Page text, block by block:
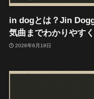
in dogとは？Jin
気曲までわかりやす
2026年6月19日